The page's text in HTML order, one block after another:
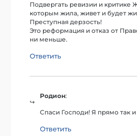
Подвергать ревизии и критике
которым жила, живет и будет
Преступная дерзость!
Это реформация и отказ от
ни меньше.
Ответить
Родион:
Спаси Господи! Я прямо так и
Ответить